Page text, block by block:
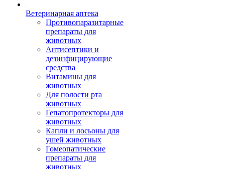
Ветеринарная аптека
Противопаразитарные
препараты для
животных
Антисептики и
дезинфицирующие
средства
Витамины для
животных
Для полости рта
животных
Гепатопротекторы для
животных
Капли и лосьоны для
ушей животных
Гомеопатические
препараты для
животных